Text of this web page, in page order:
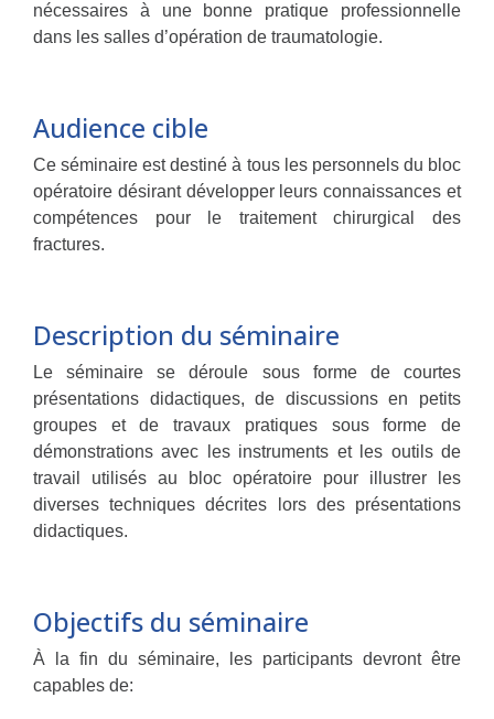
nécessaires à une bonne pratique professionnelle
dans les salles d’opération de traumatologie.
Audience cible
Ce séminaire est destiné à tous les personnels du bloc
opératoire désirant développer leurs connaissances et
compétences pour le traitement chirurgical des
fractures.
Description du séminaire
Le séminaire se déroule sous forme de courtes
présentations didactiques, de discussions en petits
groupes et de travaux pratiques sous forme de
démonstrations avec les instruments et les outils de
travail utilisés au bloc opératoire pour illustrer les
diverses techniques décrites lors des présentations
didactiques.
Objectifs du séminaire
À la fin du séminaire, les participants devront être
capables de: